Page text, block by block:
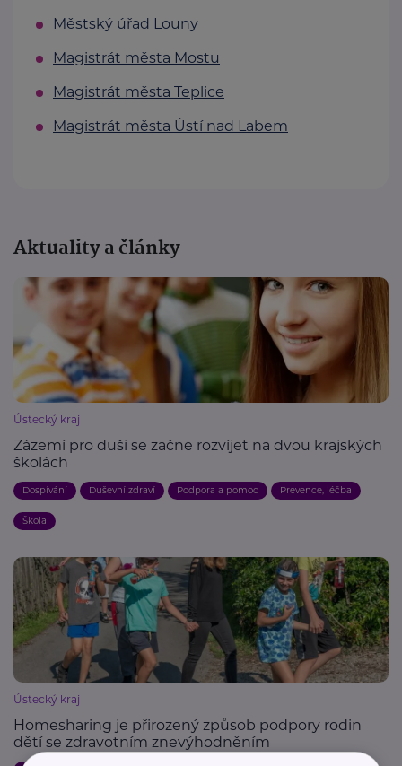
Městský úřad Louny
Magistrát města Mostu
Magistrát města Teplice
Magistrát města Ústí nad Labem
Aktuality a články
Ústecký kraj
Zázemí pro duši se začne rozvíjet na dvou krajských
školách
Dospívání Duševní zdraví Podpora a pomoc Prevence, léčba
Škola
Ústecký kraj
Homesharing je přirozený způsob podpory rodin
dětí se zdravotním znevýhodněním